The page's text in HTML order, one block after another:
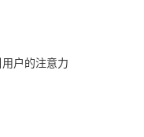
户的注意力